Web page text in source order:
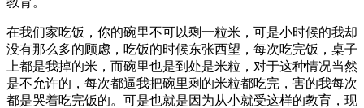
在我们家吃饭，你的碗里不可以剩一粒米，可是小时候的我却
没有那么多的顾虑，吃饭的时候东张西望，每次吃完饭，桌子
上都是我掉的米，而碗里也是到处是米粒，对于这种情况当然
是不允许的，每次都逼我把碗里剩的米粒都吃完，害的我每次
都是哭着吃完饭的。可是也就是因为从小就受这样的教育，现